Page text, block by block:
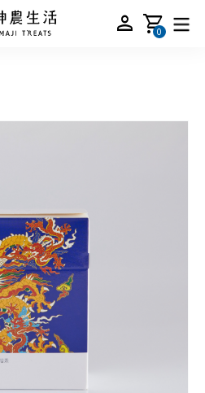
person shopping_cart
0